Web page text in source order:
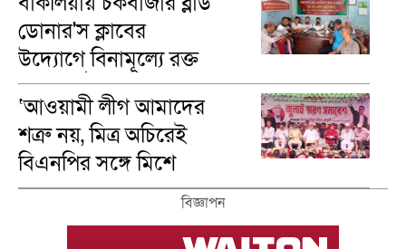
ডোনার'স ক্লাবের
উদ্যোগে বিনামূল্যে রক্ত
গ্রুপ নির্ণয়
‘আওয়ামী লীগ আমাদের
শত্রু নয়, মিত্র অচিরেই
বিএনপির সঙ্গে মিশে
যাবে’—দিরাইয়ে এমপি
নাছির চৌধুরী।
বিজ্ঞাপন